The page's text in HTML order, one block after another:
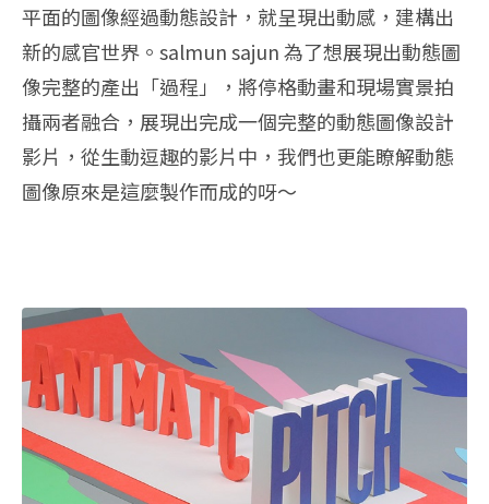
平面的圖像經過動態設計，就呈現出動感，建構出
新的感官世界。salmun sajun 為了想展現出動態圖
像完整的產出「過程」，將停格動畫和現場實景拍
攝兩者融合，展現出完成一個完整的動態圖像設計
影片，從生動逗趣的影片中，我們也更能瞭解動態
圖像原來是這麼製作而成的呀～